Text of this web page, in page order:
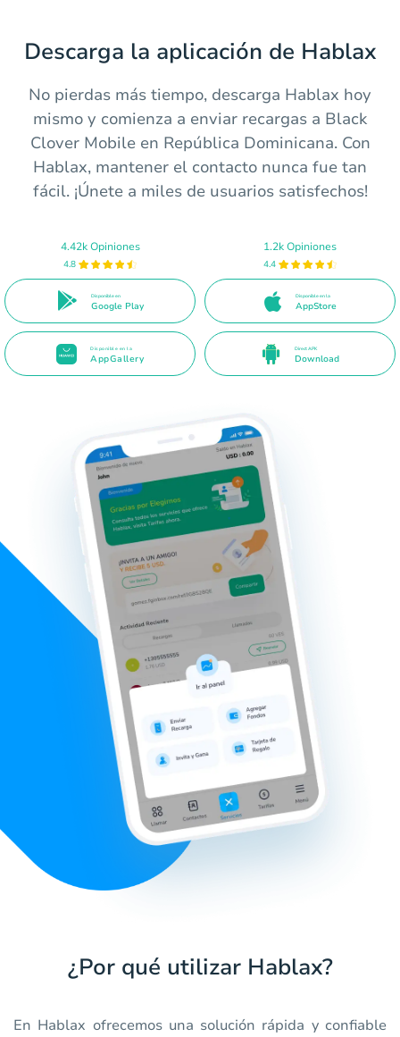
Descarga la aplicación de Hablax
No pierdas más tiempo, descarga Hablax hoy
mismo y comienza a enviar recargas a Black
Clover Mobile en República Dominicana. Con
Hablax, mantener el contacto nunca fue tan
fácil. ¡Únete a miles de usuarios satisfechos!
4.42k Opiniones
4.8
Disponible en
Google Play
1.2k Opiniones
4.4
Disponible en la
AppStore
Disponible en la
AppGallery
Direct APK
Download
¿Por qué utilizar Hablax?
En Hablax ofrecemos una solución rápida y confiable